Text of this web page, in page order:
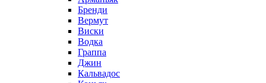
Бренди
Вермут
Виски
Водка
Граппа
Джин
Кальвадос